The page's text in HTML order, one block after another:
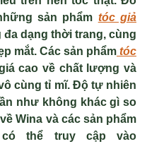
sản phẩm tóc giả
dạng thời trang, cùng
mắt. Các sản phẩm tóc
cao về chất lượng và
cùng tỉ mĩ. Độ tự nhiên
như không khác gì so
Wina và các sản phẩm
thể truy cập vào